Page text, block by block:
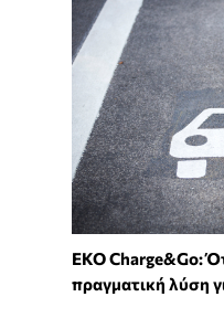
EKO Charge&Go:
πραγματική λύση